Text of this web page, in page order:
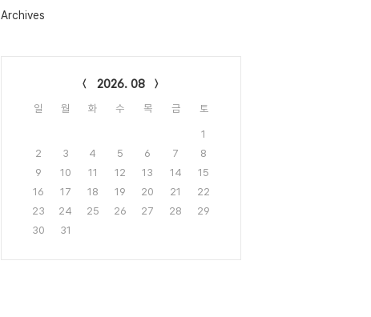
그
Archives
2026. 08
일 월 화 수 목 금 토
1
2
3 4 5 6 7
8
9
10 11 12 13 14
15
16
17 18 19 20 21
22
23
24 25 26 27 28
29
30
31